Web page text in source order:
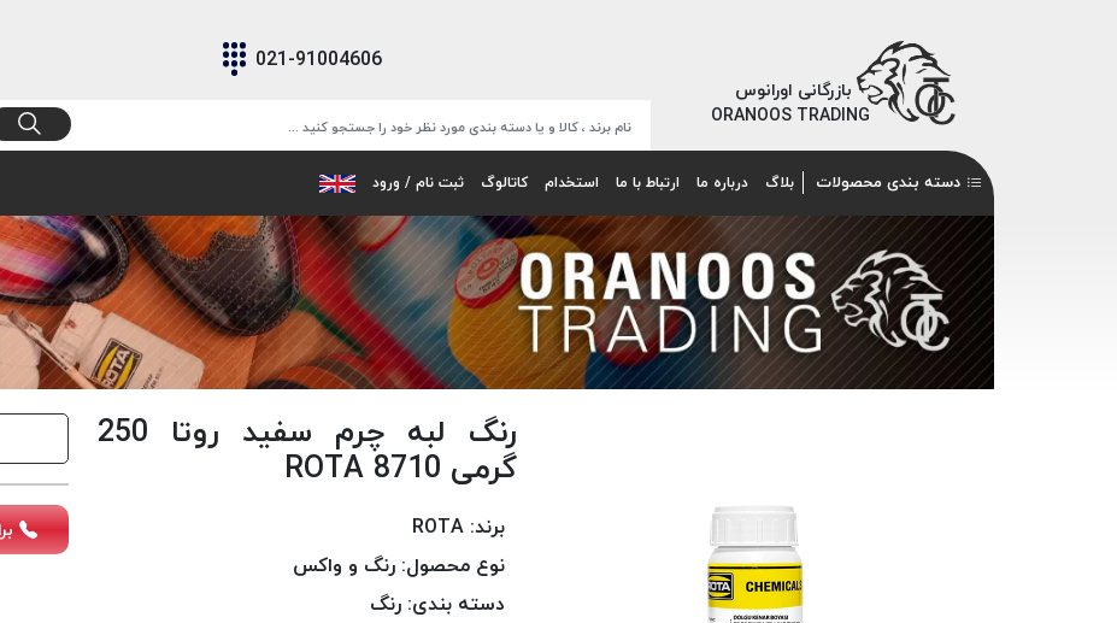
بازرگانی اورانوس
ORANOOS TRADING
021-91004606
دسته بندی محصولات بلاگ درباره ما ارتباط با ما استخدام کاتالوگ ثبت نام / ورود
رنگ لبه چرم سفید روتا 250
گرمی 8710 ROTA
برند: ROTA
نوع محصول: رنگ و واکس
دسته بندی: رنگ